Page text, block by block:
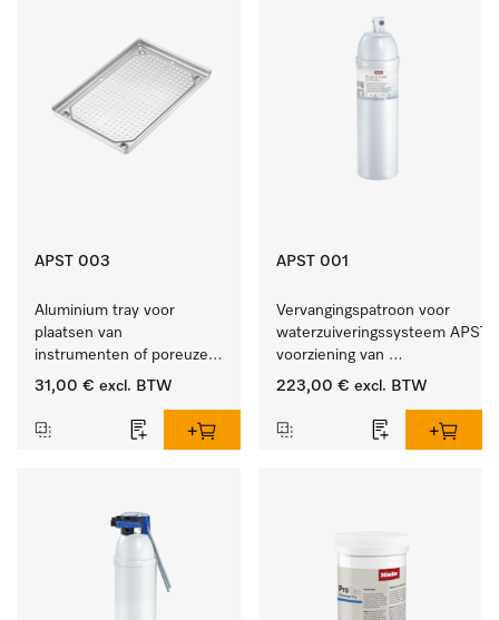
APST 003
Aluminium tray voor
plaatsen van
instrumenten of poreuze
goederen, klein.
31,00 € excl. BTW
APST 001
Vervangingspatroon voor
waterzuiveringssysteem APST
voorziening van
gedemineraliseerd water.
223,00 € excl. BTW